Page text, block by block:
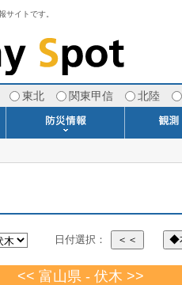
イトです。
東北 関東甲信 北陸
日付選択： ＜＜ ◆
<< 富山県 - 伏木 >>